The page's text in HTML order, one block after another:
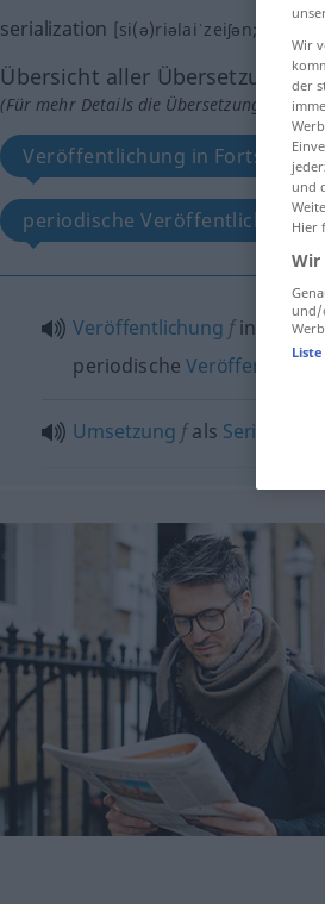
serialization [si(ə)riəlaiˈzeiʃən; -liˈz-]
Übersicht aller Übersetzungen
(Für mehr Details die Übersetzung
Veröffentlichung in
periodische Veröffentlichung
Veröffentlichung fin
periodische
Umsetzung fals Serie
Wir
der
und
Hier
Wir
und/